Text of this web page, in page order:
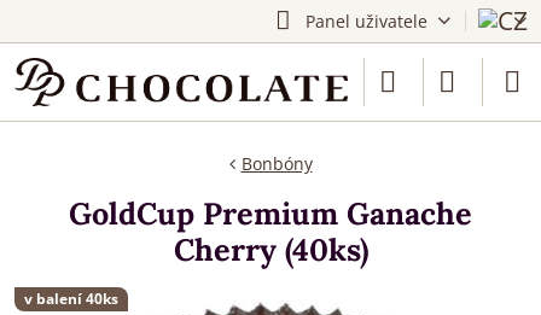
Panel uživatele
v balení 40ks
Bonbóny
GoldCup Premium Ganache
Cherry (40ks)